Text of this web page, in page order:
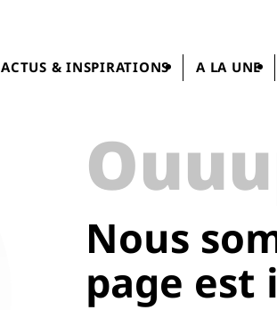
ACTUS & INSPIRATIONS A LA UNE
Nous
page est